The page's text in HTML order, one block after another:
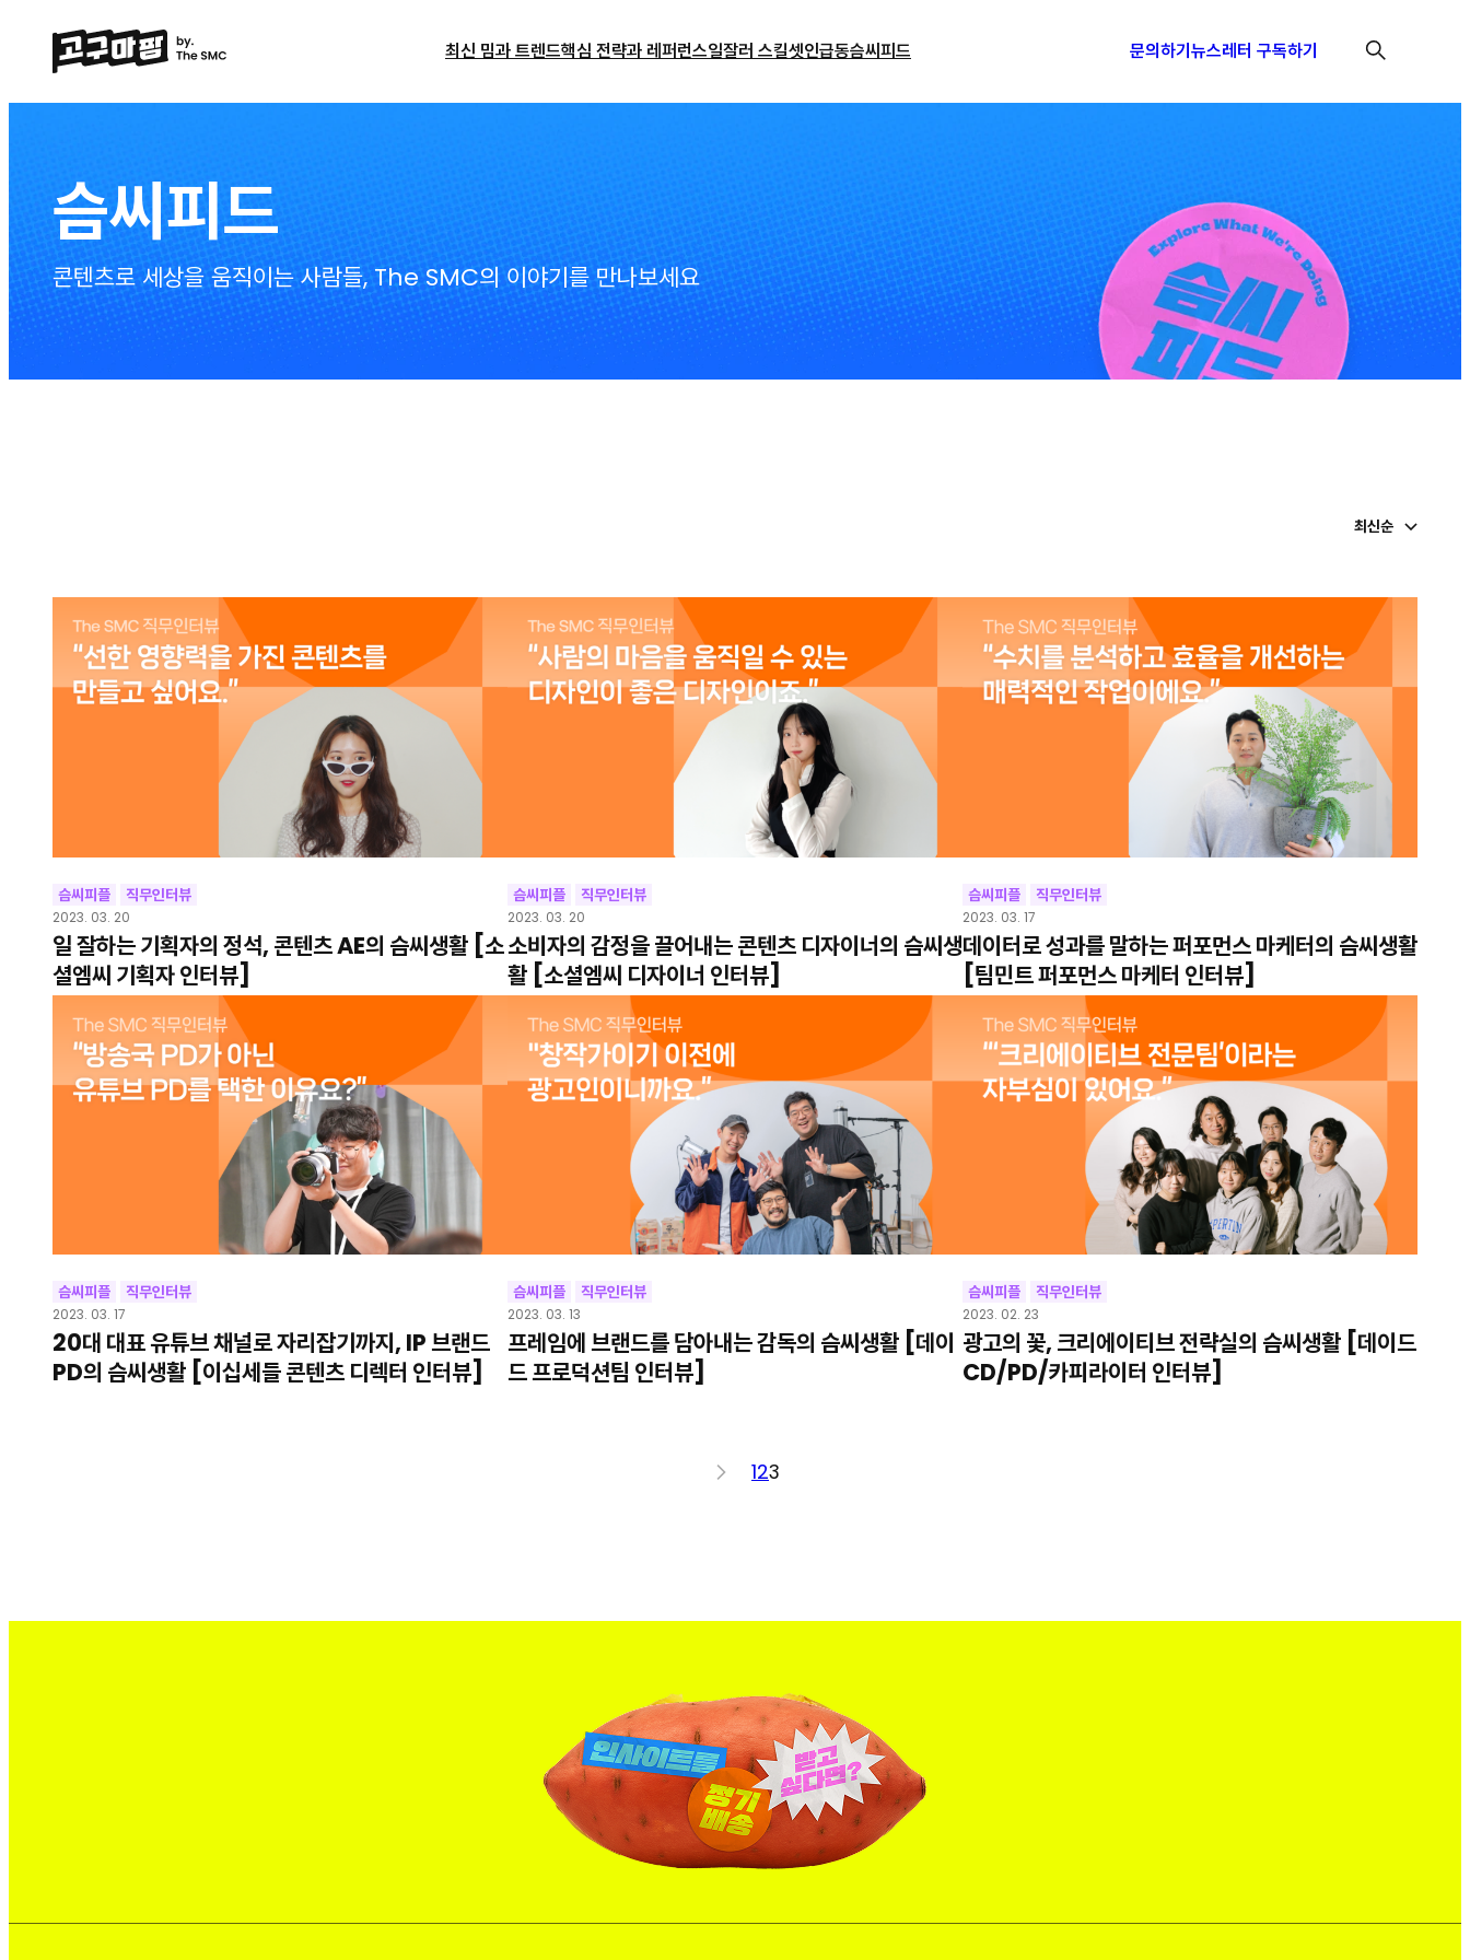
최신 밈과 트렌드핵심 전략과 레퍼런스일잘러 스킬셋인급동슴씨피드 문의하기뉴스레터 구독하기
슴씨피드
콘텐츠로 세상을 움직이는 사람들, The SMC의 이야기를 만나보세요
최신순
슴씨피플 직무인터뷰
2023. 03. 20
일 잘하는 기획자의 정석, 콘텐츠 AE의 슴씨생활 [소
셜엠씨 기획자 인터뷰]
슴씨피플 직무인터뷰
2023. 03. 20
소비자의 감정을 끌어내는 콘텐츠 디자이너의 슴씨생
활 [소셜엠씨 디자이너 인터뷰]
슴씨피플 직무인터뷰
2023. 03. 17
데이터로 성과를 말하는 퍼포먼스 마케터의 슴씨생활
[팀민트 퍼포먼스 마케터 인터뷰]
슴씨피플 직무인터뷰
2023. 03. 17
20대 대표 유튜브 채널로 자리잡기까지, IP 브랜드
PD의 슴씨생활 [이십세들 콘텐츠 디렉터 인터뷰]
슴씨피플 직무인터뷰
2023. 03. 13
프레임에 브랜드를 담아내는 감독의 슴씨생활 [데이
드 프로덕션팀 인터뷰]
슴씨피플 직무인터뷰
2023. 02. 23
광고의 꽃, 크리에이티브 전략실의 슴씨생활 [데이드
CD/PD/카피라이터 인터뷰]
< 123